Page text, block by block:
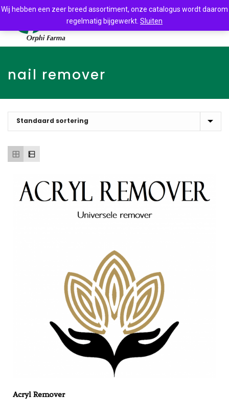
nail remover
Acryl Remover
Wij hebben een zeer breed assortiment, onze catalogus wordt daarom
regelmatig bijgewerkt. Sluiten